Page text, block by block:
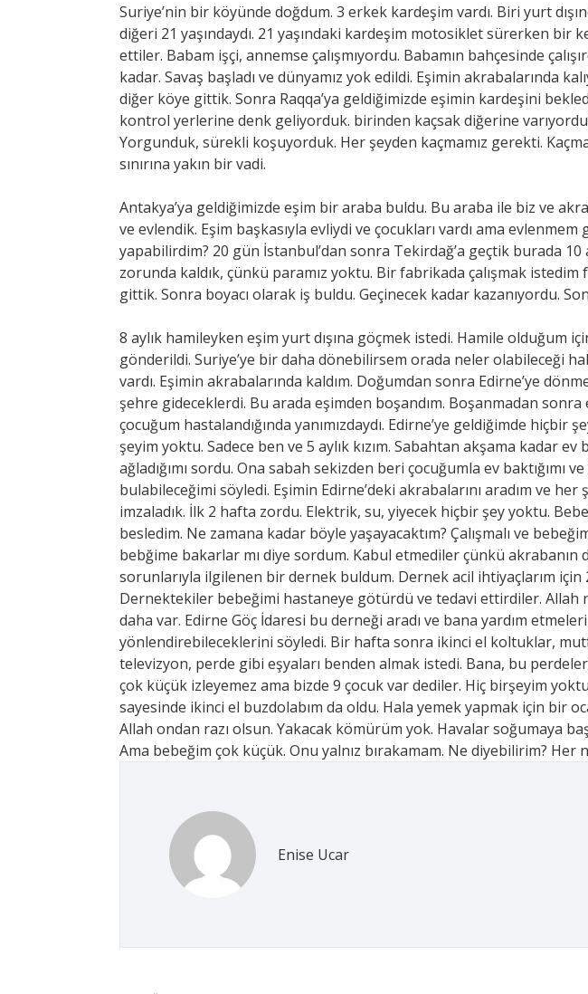
Suriye’nin bir köyünde doğdum. 3 erkek kardeşim vardı. Biri yurt
diğeri 21 yaşındaydı. 21 yaşındaki kardeşim motosiklet sürerken
ettiler. Babam işçi, annemse çalışmıyordu. Babamın bahçesinde
kadar. Savaş başladı ve dünyamız yok edildi. Eşimin akrabalarında
diğer köye gittik. Sonra Raqqa’ya geldiğimizde eşimin kardeşini
kontrol yerlerine denk geliyorduk. birinden kaçsak diğerine
Yorgunduk, sürekli koşuyorduk. Her şeyden kaçmamız gerekti.
sınırına yakın bir vadi.
Antakya’ya geldiğimizde eşim bir araba buldu. Bu araba ile biz ve
ve evlendik. Eşim başkasıyla evliydi ve çocukları vardı ama
yapabilirdim? 20 gün İstanbul’dan sonra Tekirdağ’a geçtik burada 10
zorunda kaldık, çünkü paramız yoktu. Bir fabrikada çalışmak istedim
gittik. Sonra boyacı olarak iş buldu. Geçinecek kadar kazanıyordu.
8 aylık hamileyken eşim yurt dışına göçmek istedi. Hamile olduğum
gönderildi. Suriye’ye bir daha dönebilirsem orada neler olabileceği
vardı. Eşimin akrabalarında kaldım. Doğumdan sonra Edirne’ye
şehre gideceklerdi. Bu arada eşimden boşandım. Boşanmadan
çocuğum hastalandığında yanımızdaydı. Edirne’ye geldiğimde
şeyim yoktu. Sadece ben ve 5 aylık kızım. Sabahtan akşama kadar
ağladığımı sordu. Ona sabah sekizden beri çocuğumla ev baktığımı
bulabileceğimi söyledi. Eşimin Edirne’deki akrabalarını aradım ve
imzaladık. İlk 2 hafta zordu. Elektrik, su, yiyecek hiçbir şey yoktu.
besledim. Ne zamana kadar böyle yaşayacaktım? Çalışmalı ve
bebğime bakarlar mı diye sordum. Kabul etmediler çünkü akrabanın
sorunlarıyla ilgilenen bir dernek buldum. Dernek acil ihtiyaçlarım için
Dernektekiler bebeğimi hastaneye götürdü ve tedavi ettirdiler. Allah
daha var. Edirne Göç İdaresi bu derneği aradı ve bana yardım
yönlendirebileceklerini söyledi. Bir hafta sonra ikinci el koltuklar,
televizyon, perde gibi eşyaları benden almak istedi. Bana, bu
çok küçük izleyemez ama bizde 9 çocuk var dediler. Hiç birşeyim
sayesinde ikinci el buzdolabım da oldu. Hala yemek yapmak için bir
Allah ondan razı olsun. Yakacak kömürüm yok. Havalar soğumaya
Ama bebeğim çok küçük. Onu yalnız bırakamam. Ne diyebilirim? Her
Enise Ucar